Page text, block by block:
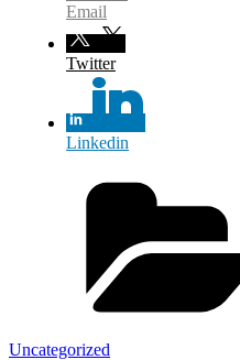
Email
Twitter
Linkedin
Uncategorized